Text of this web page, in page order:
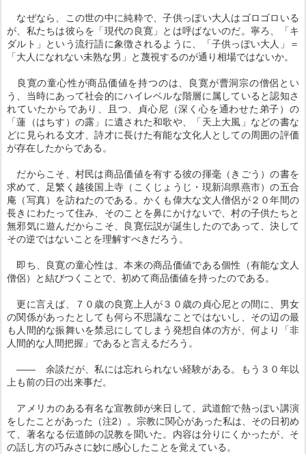
なぜなら、この世の中に純粋で、子供っぽい大人はゴロゴロいる
が、私たちは彼らを「現代の良寛」とは呼ばないのだ。寧ろ、「キ
ダルト」という流行語に象徴されるように、「子供っぽい大人」＝
「大人になれない未熟な男」と蔑視するのが通り相場ではないか。
良寛の童心性が商品価値を持つのは、良寛が曹洞宗の僧侶とい
う、当時にあって社会的にハイレベルな階層に属していると認知さ
れていたからであり、且つ、貞心尼（深く心を通わせた弟子）の
「蓮（はちす）の露」に遺された和歌や、「天上大風」などの書な
どに見られる文才、詩才に長けた有能な文化人としての周囲の評価
が存在したからである。
だからこそ、村民は商品価値を有する彼の揮毫（きごう）の書を
求めて、足繁く越後国上寺（こくじょうじ・現新潟県燕市）の五合
庵（写真）を訪ねたのである。かくも偉大な文人僧侶が２０年間の
長きにわたって住み、そのことを鼻にかけないで、村の子供たちと
無邪気に遊んだからこそ、良寛伝説が誕生したのであって、決して
その逆ではないことを理解すべきだろう。
即ち、良寛の童心性は、本来の商品価値である個性（有能な文人
僧侶）と結びつくことで、初めて商品価値を持ったのである。
更に言えば、７０歳の良寛上人が３０歳の貞心尼との間に、男女
の関係があったとしても何ら不思議なことではないし、その辺の最
も人間的な振舞いを禁忌にしてしまう発想自体の方が、何より「非
人間的な人間把握」であると言えるだろう。
―― 余談だが、私には忘れられない経験がある。もう３０年以
上も前の日の出来事だ。
アメリカのある有名な宣教師が来日して、武道館で熱っぽい講演
をしたことがあった（注2）。宗教に関心があった私は、その日初め
て、著名なる伝道師の説教を聞いた。内容は分りにくかったが、そ
の話し方の巧みさに妙に感心したことを覚えている。